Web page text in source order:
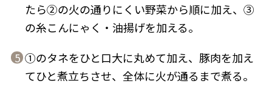
商品情報一覧
おすすめサイト
たら②の火の通りにくい野菜から順に加え、③
の糸こんにゃく・油揚げを加える。
5 ①のタネをひと口大に丸めて加え、豚肉を加え
てひと煮立ちさせ、全体に火が通るまで煮る。